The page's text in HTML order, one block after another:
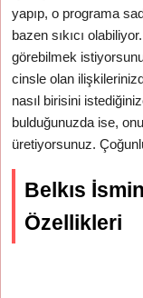
yapıp, o programa
bazen sıkıcı
görebilmek
cinsle olan
nasıl birisini
bulduğunuzda ise,
üretiyorsunuz.
Belkıs
Özellikleri